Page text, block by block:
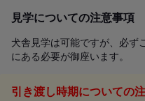
見学についての注意事項
犬舎見学は可能ですが、必ず
にある必要が御座います。
引き渡し時期についての